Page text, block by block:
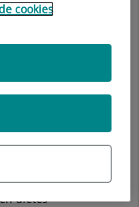
seus pacients. El
d'hospitalització com
i enterals. Es
dels hidrats de
vitamines i minerals,
dietes
cookies